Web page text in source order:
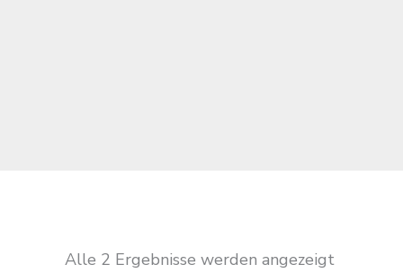
Alle 2 Ergebnisse werden angezeigt